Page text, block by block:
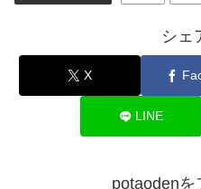
シェ
X
LINE
potaodenを